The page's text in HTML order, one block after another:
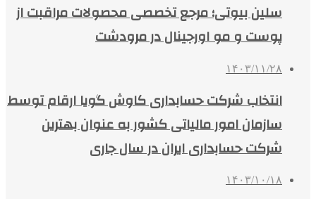
سلین بیوتی؛ مرجع تخصصی محصولات مراقبت از
پوست و مو اورجینال در مرودشت
۱۴۰۳/۱۱/۲۸
انتخاب شرکت حسابداری کاوش گویا ارقام توسط
سازمان امور مالیاتی کشور به عنوان بهترین
شرکت حسابداری ایران در سال جاری
۱۴۰۳/۱۰/۱۸